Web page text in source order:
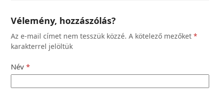
Vélemény, hozzászólás?
Az e-mail címet nem tesszük közzé. A kötelező mezőket*
karakterrel jelöltük
Név*